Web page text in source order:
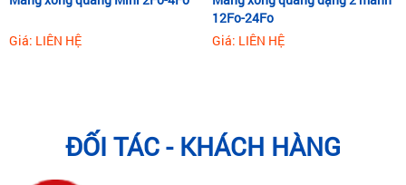
Giá: LIÊN HỆ
12Fo-24Fo
Giá: LIÊN HỆ
ĐỐI TÁC - KHÁCH HÀNG